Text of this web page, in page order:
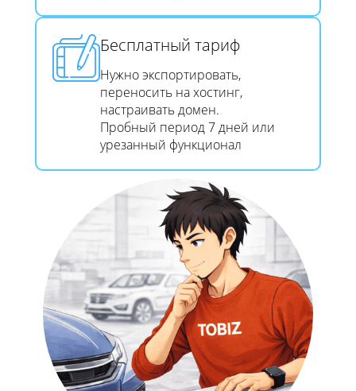
Бесплатный тариф
Нужно экспортировать,
переносить на хостинг,
настраивать домен.
Пробный период 7 дней или
урезанный функционал